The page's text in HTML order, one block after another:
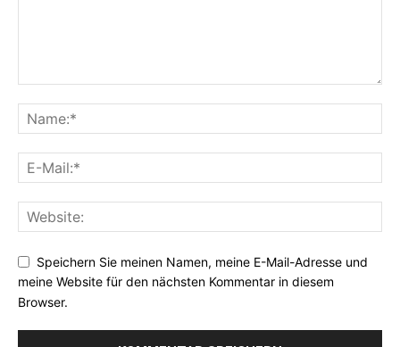
Speichern Sie meinen Namen, meine E-Mail-Adresse und
meine Website für den nächsten Kommentar in diesem
Browser.